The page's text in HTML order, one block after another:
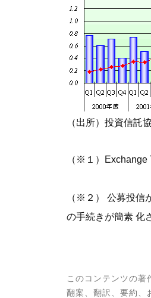
（出所）投資信託
（※１）Exchange
（※２） 公募投信
の手続きが簡素 化
このコンテンツの著
翻案、翻訳、要約、